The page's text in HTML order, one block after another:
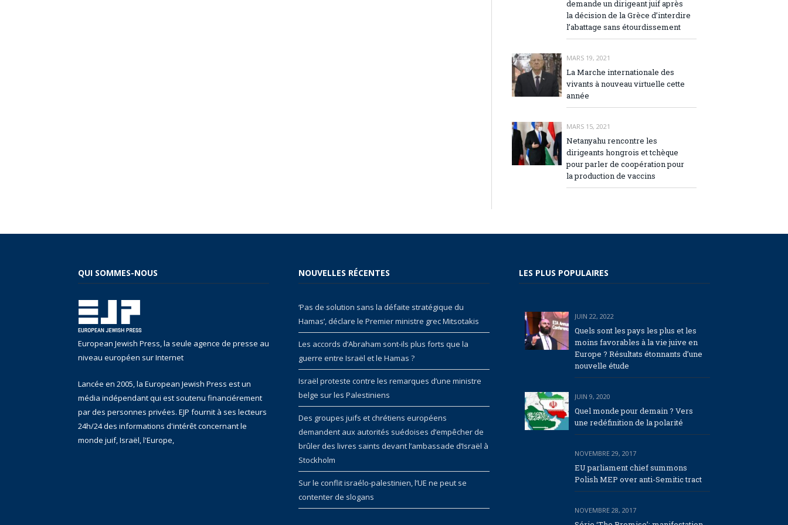
demande un dirigeant juif après
la décision de la Grèce d’interdire
l’abattage sans étourdissement
MARS 19, 2021
La Marche internationale des
vivants à nouveau virtuelle cette
année
MARS 15, 2021
Netanyahu rencontre les
dirigeants hongrois et tchèque
pour parler de coopération pour
la production de vaccins
QUI SOMMES-NOUS
European Jewish Press, la seule agence de presse au
niveau européen sur Internet
Lancée en 2005, la European Jewish Press est un
média indépendant qui est soutenu financiérement
par des personnes privées. EJP fournit à ses lecteurs
24h/24 des informations d'intérêt concernant le
monde juif, Israël, l'Europe,
NOUVELLES RÉCENTES
‘Pas de solution sans la défaite stratégique du
Hamas’, déclare le Premier ministre grec Mitsotakis
Les accords d’Abraham sont-ils plus forts que la
guerre entre Israël et le Hamas ?
Israël proteste contre les remarques d’une ministre
belge sur les Palestiniens
Des groupes juifs et chrétiens européens
demandent aux autorités suédoises d’empêcher de
brûler des livres saints devant l’ambassade d’Israël à
Stockholm
Sur le conflit israélo-palestinien, l’UE ne peut se
contenter de slogans
LES PLUS POPULAIRES
JUIN 22, 2022
Quels sont les pays les plus et les
moins favorables à la vie juive en
Europe ? Résultats étonnants d’une
nouvelle étude
JUIN 9, 2020
Quel monde pour demain ? Vers
une redéfinition de la polarité
NOVEMBRE 29, 2017
EU parliament chief summons
Polish MEP over anti-Semitic tract
NOVEMBRE 28, 2017